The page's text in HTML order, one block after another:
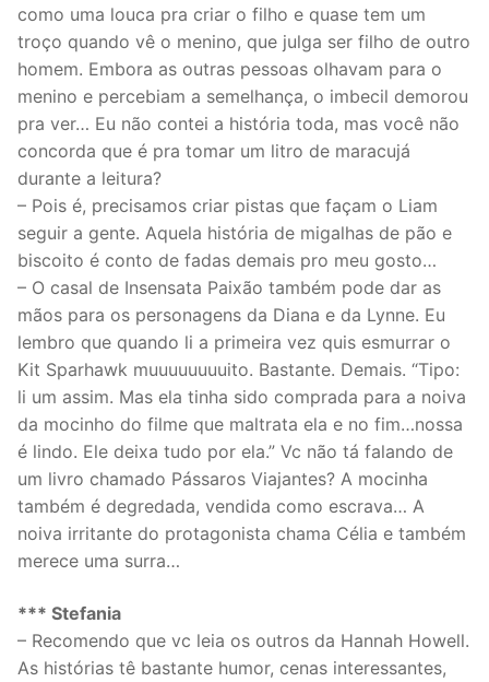
como uma louca pra criar o filho e quase tem um
troço quando vê o menino, que julga ser filho de outro
homem. Embora as outras pessoas olhavam para o
menino e percebiam a semelhança, o imbecil demorou
pra ver… Eu não contei a história toda, mas você não
concorda que é pra tomar um litro de maracujá
durante a leitura?
– Pois é, precisamos criar pistas que façam o Liam
seguir a gente. Aquela história de migalhas de pão e
biscoito é conto de fadas demais pro meu gosto…
– O casal de Insensata Paixão também pode dar as
mãos para os personagens da Diana e da Lynne. Eu
lembro que quando li a primeira vez quis esmurrar o
Kit Sparhawk muuuuuuuuito. Bastante. Demais. “Tipo:
li um assim. Mas ela tinha sido comprada para a noiva
da mocinho do filme que maltrata ela e no fim…nossa
é lindo. Ele deixa tudo por ela.” Vc não tá falando de
um livro chamado Pássaros Viajantes? A mocinha
também é degredada, vendida como escrava… A
noiva irritante do protagonista chama Célia e também
merece uma surra…
*** Stefania
– Recomendo que vc leia os outros da Hannah Howell.
As histórias tê bastante humor, cenas interessantes,